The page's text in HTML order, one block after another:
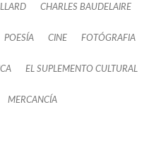
CHARLES BAUDELAIRE
POESÍA CINE FOTÓGRAFIA
EL SUPLEMENTO CULTURAL
MERCANCÍA